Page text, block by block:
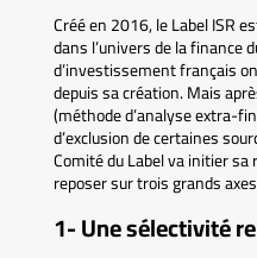
Créé en 2016, le Label ISR
dans l’univers de la finance
d’investissement français
depuis sa création. Mais
(méthode d’analyse extra-
d’exclusion de certaines
Comité du Label va initier
reposer sur trois grands
1- Une sélectivité